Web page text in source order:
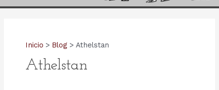
Inicio Blog Athelstan
Athelstan